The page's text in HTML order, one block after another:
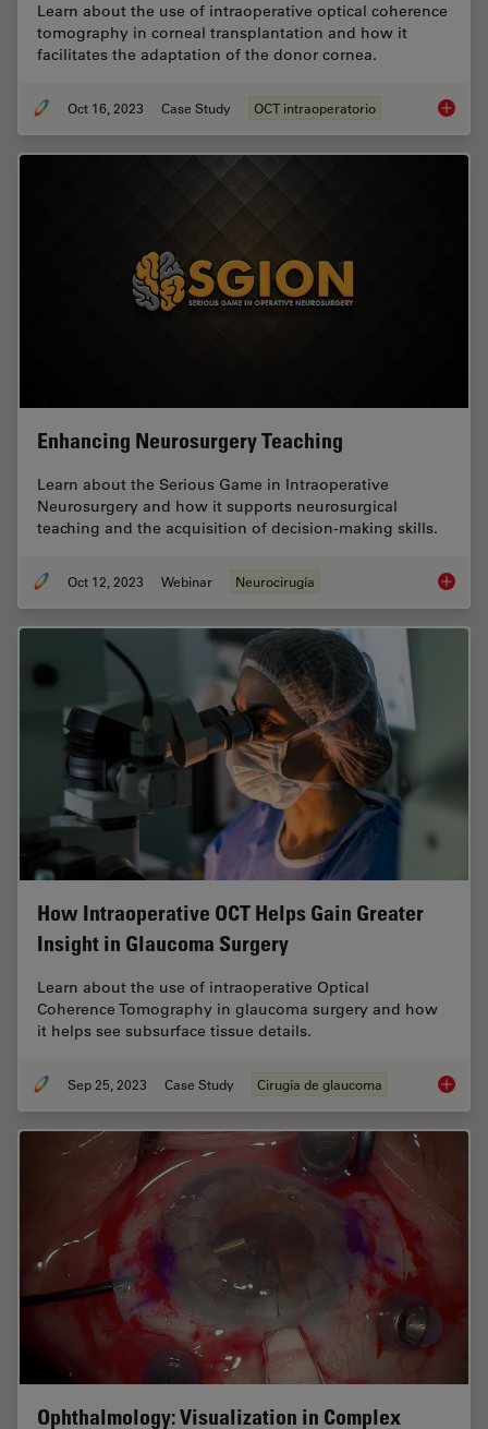
Learn about the use of intraoperative optical coherence
tomography in corneal transplantation and how it
facilitates the adaptation of the donor cornea.
Oct 16, 2023 Case Study OCT intraoperatorio
Enhancing Neurosurgery Teaching
Learn about the Serious Game in Intraoperative
Neurosurgery and how it supports neurosurgical
teaching and the acquisition of decision-making skills.
Oct 12, 2023 Webinar Neurocirugía
How Intraoperative OCT Helps Gain Greater
Insight in Glaucoma Surgery
Learn about the use of intraoperative Optical
Coherence Tomography in glaucoma surgery and how
it helps see subsurface tissue details.
Sep 25, 2023 Case Study Cirugía de glaucoma How
Ophthalmology: Visualization in Complex